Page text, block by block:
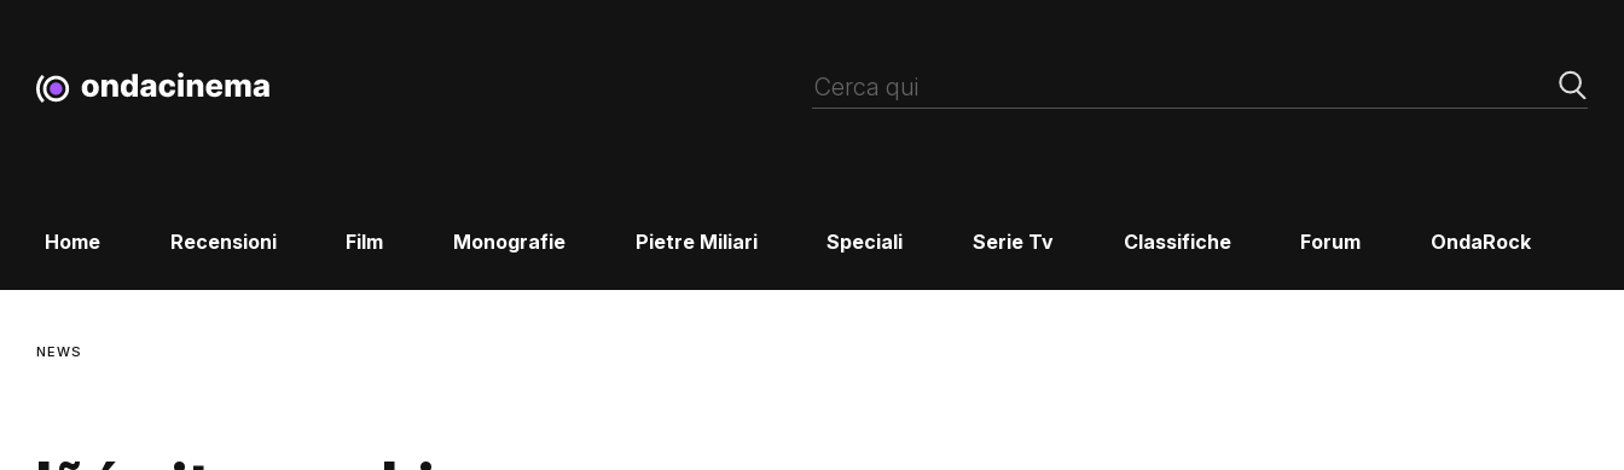
Home Recensioni Film Monografie Pietre Miliari Speciali Serie Tv Classifiche Forum OndaRock
NEWS